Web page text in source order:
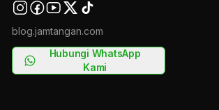
blog.jamtangan.com
Hubungi WhatsApp
Kami